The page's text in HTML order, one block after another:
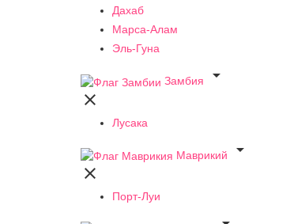
Дахаб
Марса-Алам
Эль-Гуна
Замбия


Лусака
Маврикий


Порт-Луи